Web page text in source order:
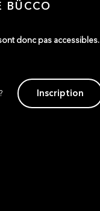
BÜCCO
donc pas accessibles.
Inscription